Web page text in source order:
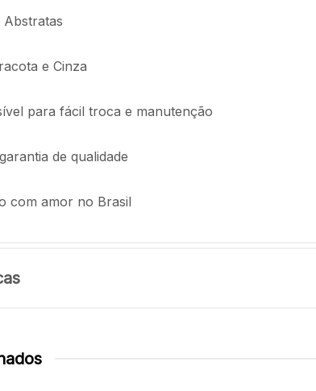
Abstratas
e Cinza
para fácil troca e manutenção
de qualidade
com amor no Brasil